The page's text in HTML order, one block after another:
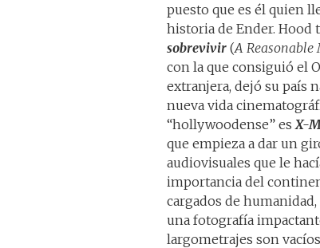
puesto que es él quien
historia de Ender. Hood
sobrevivir (A Reasonable
con la que consiguió el
extranjera, dejó su país
nueva vida
“hollywoodense” es X-
que empieza a dar un
audiovisuales que le
importancia del
cargados de
una fotografía
largometrajes son